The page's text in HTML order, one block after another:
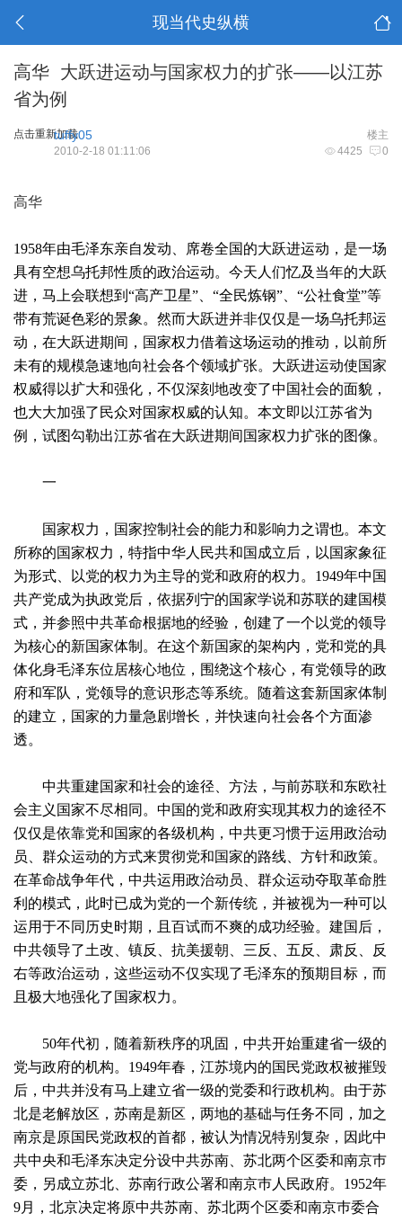
现当代史纵横
高华 大跃进运动与国家权力的扩张——以江苏
省为例
点击重新加载 楼主
tuffy05
4425 0
2010-2-18 01:11:06
高华
1958年由毛泽东亲自发动、席卷全国的大跃进运动，是一场
具有空想乌托邦性质的政治运动。今天人们忆及当年的大跃
进，马上会联想到“高产卫星”、“全民炼钢”、“公社食堂”等
带有荒诞色彩的景象。然而大跃进并非仅仅是一场乌托邦运
动，在大跃进期间，国家权力借着这场运动的推动，以前所
未有的规模急速地向社会各个领域扩张。大跃进运动使国家
权威得以扩大和强化，不仅深刻地改变了中国社会的面貌，
也大大加强了民众对国家权威的认知。本文即以江苏省为
例，试图勾勒出江苏省在大跃进期间国家权力扩张的图像。
一
国家权力，国家控制社会的能力和影响力之谓也。本文
所称的国家权力，特指中华人民共和国成立后，以国家象征
为形式、以党的权力为主导的党和政府的权力。1949年中国
共产党成为执政党后，依据列宁的国家学说和苏联的建国模
式，并参照中共革命根据地的经验，创建了一个以党的领导
为核心的新国家体制。在这个新国家的架构内，党和党的具
体化身毛泽东位居核心地位，围绕这个核心，有党领导的政
府和军队，党领导的意识形态等系统。随着这套新国家体制
的建立，国家的力量急剧增长，并快速向社会各个方面渗
透。
中共重建国家和社会的途径、方法，与前苏联和东欧社
会主义国家不尽相同。中国的党和政府实现其权力的途径不
仅仅是依靠党和国家的各级机构，中共更习惯于运用政治动
员、群众运动的方式来贯彻党和国家的路线、方针和政策。
在革命战争年代，中共运用政治动员、群众运动夺取革命胜
利的模式，此时已成为党的一个新传统，并被视为一种可以
运用于不同历史时期，且百试而不爽的成功经验。建国后，
中共领导了土改、镇反、抗美援朝、三反、五反、肃反、反
右等政治运动，这些运动不仅实现了毛泽东的预期目标，而
且极大地强化了国家权力。
50年代初，随着新秩序的巩固，中共开始重建省一级的
党与政府的机构。1949年春，江苏境内的国民党政权被摧毁
后，中共并没有马上建立省一级的党委和行政机构。由于苏
北是老解放区，苏南是新区，两地的基础与任务不同，加之
南京是原国民党政权的首都，被认为情况特别复杂，因此中
共中央和毛泽东决定分设中共苏南、苏北两个区委和南京巿
委，另成立苏北、苏南行政公署和南京巿人民政府。1952年
9月，北京决定将原中共苏南、苏北两个区委和南京巿委合